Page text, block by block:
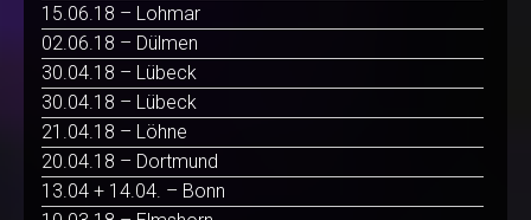
15.06.18 – Lohmar
02.06.18 – Dülmen
30.04.18 – Lübeck
30.04.18 – Lübeck
21.04.18 – Löhne
20.04.18 – Dortmund
13.04 + 14.04. – Bonn